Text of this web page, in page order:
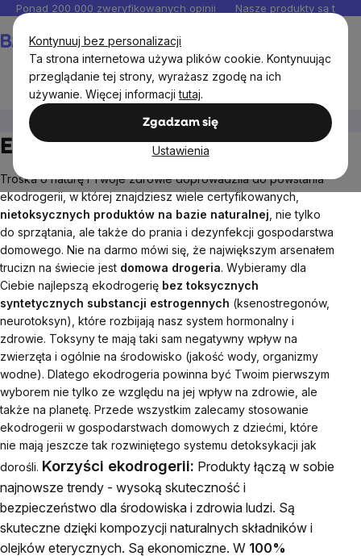
Kontynuuj bez personalizacji
Ta strona internetowa używa plików cookie. Kontynuując
przeglądanie tej strony, wyrażasz zgodę na ich
używanie. Więcej informacjitutaj.
Zgadzam się
Ustawienia
Przejść
do
treści
Ponad 200 000 zweryfikowanych opinii Nasze produkty są
Kosmetyki i drogeria Ekodrogeria
Ekodrogeria
Troska o naturę i Twoje zdrowie doprowadziła do powstania
ekodrogerii, w której znajdziesz wiele certyfikowanych,
nietoksycznych produktów na bazie naturalnej , nie tylko
do sprzątania, ale także do prania i dezynfekcji gospodarstwa
domowego. Nie na darmo mówi się, że największym arsenałem
trucizn na świecie jest domowa drogeria. Wybieramy dla
Ciebie najlepszą ekodrogerię bez toksycznych
syntetycznych substancji estrogennych (ksenostregonów,
neurotoksyn), które rozbijają nasz system hormonalny i
zdrowie. Toksyny te mają taki sam negatywny wpływ na
zwierzęta i ogólnie na środowisko (jakość wody, organizmy
wodne). Dlatego ekodrogeria powinna być Twoim pierwszym
wyborem nie tylko ze względu na jej wpływ na zdrowie, ale
także na planetę. Przede wszystkim zalecamy stosowanie
ekodrogerii w gospodarstwach domowych z dziećmi, które
nie mają jeszcze tak rozwiniętego systemu detoksykacji jak
dorośli. Korzyści ekodrogerii: Produkty łączą w sobie
najnowsze trendy - wysoką skuteczność i
bezpieczeństwo dla środowiska i zdrowia ludzi. Są
skuteczne dzięki kompozycji naturalnych składników i
olejków eterycznych. Są ekonomiczne. W 100%